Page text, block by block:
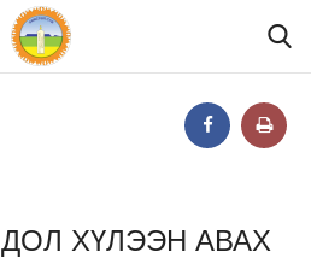
ХҮЛЭЭН АВАХ